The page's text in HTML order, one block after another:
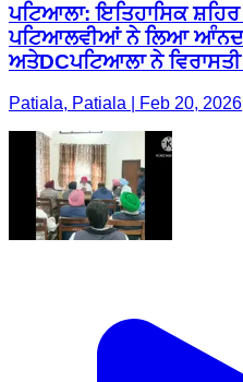
ਪਟਿਆਲਾ: ਇਤਿਹਾਸਿਕ ਸ਼ਹਿਰ
ਪਟਿਆਲਵੀਆਂ ਨੇ ਲਿਆ ਆੰਨਦ
ਅਤੇDCਪਟਿਆਲਾ ਨੇ
Patiala, Patiala | Feb 20, 2026